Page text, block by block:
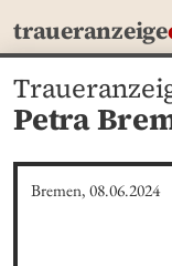
traueranzeige
Petra
Bremen, 08.06.2024